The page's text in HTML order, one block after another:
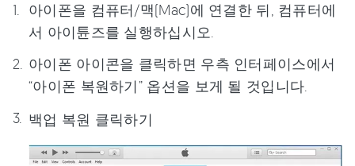
아이폰을 컴퓨터/맥(Mac)에 연결한 뒤, 컴퓨터에
서 아이튠즈를 실행하십시오.
아이폰 아이콘을 클릭하면 우측 인터페이스에서
“아이폰 복원하기” 옵션을 보게 될 것입니다.
백업 복원 클릭하기